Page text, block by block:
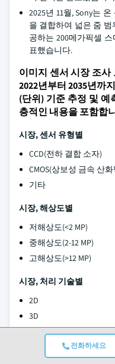
전화하세요
2025년 11월, Sony는
을 결합하여 넓은 줌
공하는 200메가픽셀
표했습니다.
이미지 센서 시장 조사
2022년부터 2035년까
(단위) 기준 추정 및 예
층적인 내용을 포함합
시장, 센서 유형별
CCD(전하 결합 소자)
CMOS(상보성 금속 산
기타
시장, 해상도별
저해상도(<2 MP)
중해상도(2-12 MP)
고해상도(>12 MP)
시장, 처리 기술별
2D
3D
시장, 스펙트럼별
가시 스펙트럼 센서